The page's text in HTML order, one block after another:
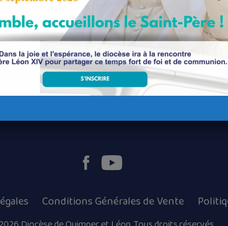
diocésains
diocésains
luttons contre la pédophilie
Conditions Générales de Vente